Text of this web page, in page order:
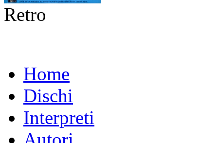
Retro
Home
Dischi
Interpreti